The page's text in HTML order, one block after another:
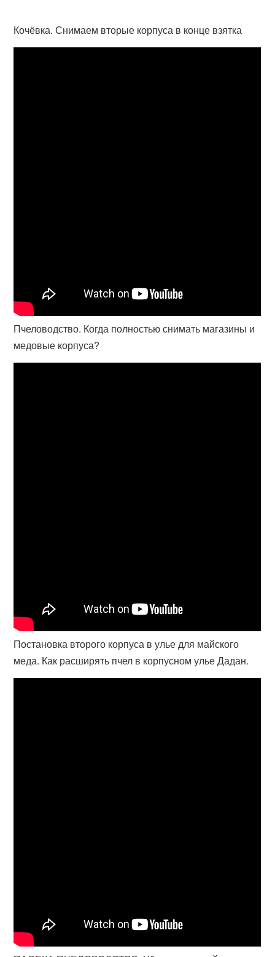
Кочёвка. Снимаем вторые корпуса в конце взятка
Пчеловодство. Когда полностью снимать магазины и
медовые корпуса?
Постановка второго корпуса в улье для майского
меда. Как расширять пчел в корпусном улье Дадан.